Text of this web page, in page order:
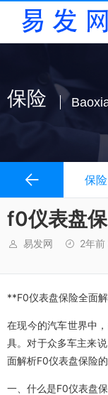
保险
保险
f0仪表盘
易发网 2年前
**F0仪表盘保险全面
在现今的汽车世界中
具。对于众多车主来
面解析F0仪表盘保险
一、什么是F0仪表盘